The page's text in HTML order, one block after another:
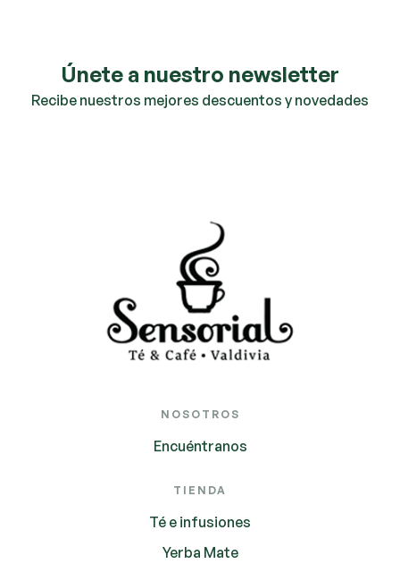
Únete a nuestro newsletter
Recibe nuestros mejores descuentos y novedades
NOSOTROS
Encuéntranos
TIENDA
Té e infusiones
Yerba Mate